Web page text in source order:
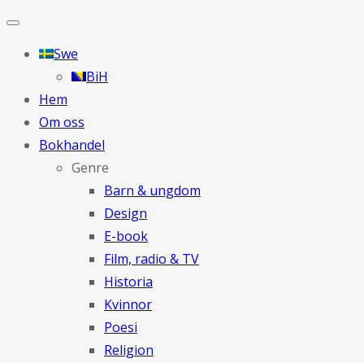
Swe
BiH
Hem
Om oss
Bokhandel
Genre
Barn & ungdom
Design
E-book
Film, radio & TV
Historia
Kvinnor
Poesi
Religion